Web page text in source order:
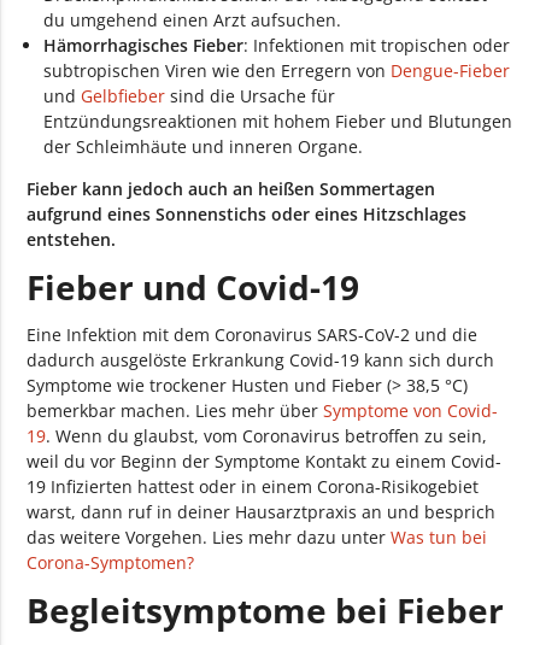
du umgehend einen Arzt aufsuchen.
Hämorrhagisches Fieber: Infektionen mit tropischen oder
subtropischen Viren wie den Erregern von Dengue-Fieber
und Gelbfieber sind die Ursache für
Entzündungsreaktionen mit hohem Fieber und Blutungen
der Schleimhäute und inneren Organe.
Fieber kann jedoch auch an heißen Sommertagen
aufgrund eines Sonnenstichs oder eines Hitzschlages
entstehen.
Fieber und Covid-19
Eine Infektion mit dem Coronavirus SARS-CoV-2 und die
dadurch ausgelöste Erkrankung Covid-19 kann sich durch
Symptome wie trockener Husten und Fieber (> 38,5 °C)
bemerkbar machen. Lies mehr überSymptome von Covid-
19. Wenn du glaubst, vom Coronavirus betroffen zu sein,
weil du vor Beginn der Symptome Kontakt zu einem Covid-
19 Infizierten hattest oder in einem Corona-Risikogebiet
warst, dann ruf in deiner Hausarztpraxis an und besprich
das weitere Vorgehen. Lies mehr dazu unterWas tun bei
Corona-Symptomen?
Begleitsymptome bei Fieber